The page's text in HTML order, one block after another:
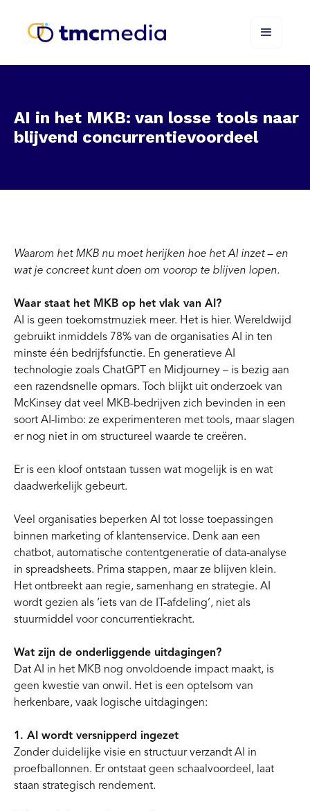
AI in het MKB: van losse tools naar
blijvend concurrentievoordeel
Waarom het MKB nu moet herijken hoe het AI inzet – en
wat je concreet kunt doen om voorop te blijven lopen.
Waar staat het MKB op het vlak van AI?
AI is geen toekomstmuziek meer. Het is hier. Wereldwijd
gebruikt inmiddels 78% van de organisaties AI in ten
minste één bedrijfsfunctie. En generatieve AI
technologie zoals ChatGPT en Midjourney – is bezig aan
een razendsnelle opmars. Toch blijkt uit onderzoek van
McKinsey dat veel MKB-bedrijven zich bevinden in een
soort AI-limbo: ze experimenteren met tools, maar slagen
er nog niet in om structureel waarde te creëren.
Er is een kloof ontstaan tussen wat mogelijk is en wat
daadwerkelijk gebeurt.
Veel organisaties beperken AI tot losse toepassingen
binnen marketing of klantenservice. Denk aan een
chatbot, automatische contentgeneratie of data-analyse
in spreadsheets. Prima stappen, maar ze blijven klein.
Het ontbreekt aan regie, samenhang en strategie. AI
wordt gezien als ‘iets van de IT-afdeling’, niet als
stuurmiddel voor concurrentiekracht.
Wat zijn de onderliggende uitdagingen?
Dat AI in het MKB nog onvoldoende impact maakt, is
geen kwestie van onwil. Het is een optelsom van
herkenbare, vaak logische uitdagingen:
1. AI wordt versnipperd ingezet
Zonder duidelijke visie en structuur verzandt AI in
proefballonnen. Er ontstaat geen schaalvoordeel, laat
staan strategisch rendement.